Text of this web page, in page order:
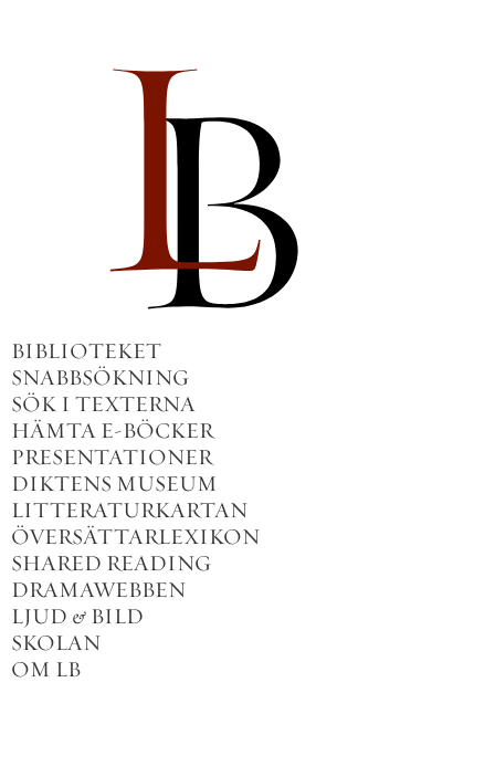
BIBLIOTEKET
SNABBSÖKNING
SÖK I TEXTERNA
HÄMTA E-BÖCKER
PRESENTATIONER
DIKTENS MUSEUM
LITTERATURKARTAN
ÖVERSÄTTARLEXIKON
SHARED READING
DRAMAWEBBEN
LJUD & BILD
SKOLAN
OM LB